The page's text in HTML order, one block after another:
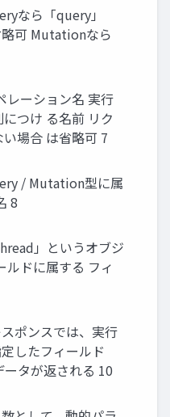
なら「query」
可 Mutationなら
レーション名 実⾏
つけ る名前 リク
場合 は省略可 7
/ Mutation型に属
8
」というオブジ
ルドに属する フィ
ポンスでは、実⾏
したフィールド
タが返される 10